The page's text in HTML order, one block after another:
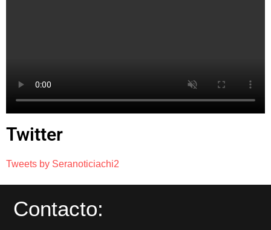
Twitter
Tweets by Seranoticiachi2
Contacto: